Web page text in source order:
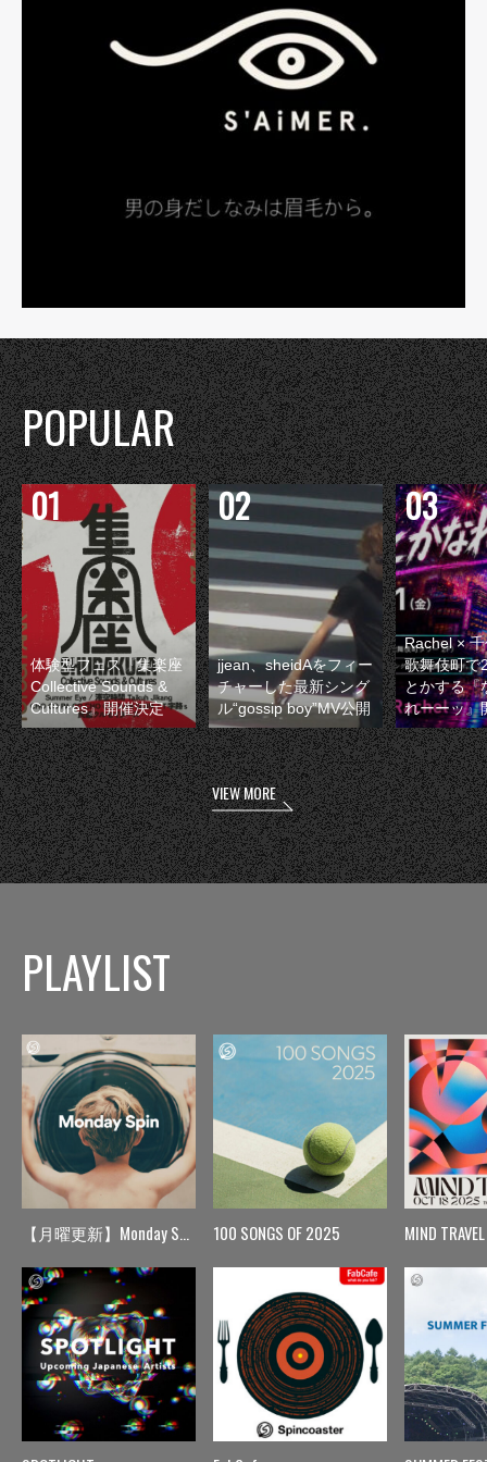
POPULAR
体験型フェス『集楽座
Collective Sounds &
Cultures』開催決定
jjean、sheidAをフィー
チャーした最新シング
ル“gossip boy”MV公開
Rachel ×
歌舞伎町で
とかする『
れーーッ』
VIEW MORE
PLAYLIST
【月曜更新】Monday Spin 100 SONGS OF 2025 MIND TRAVEL